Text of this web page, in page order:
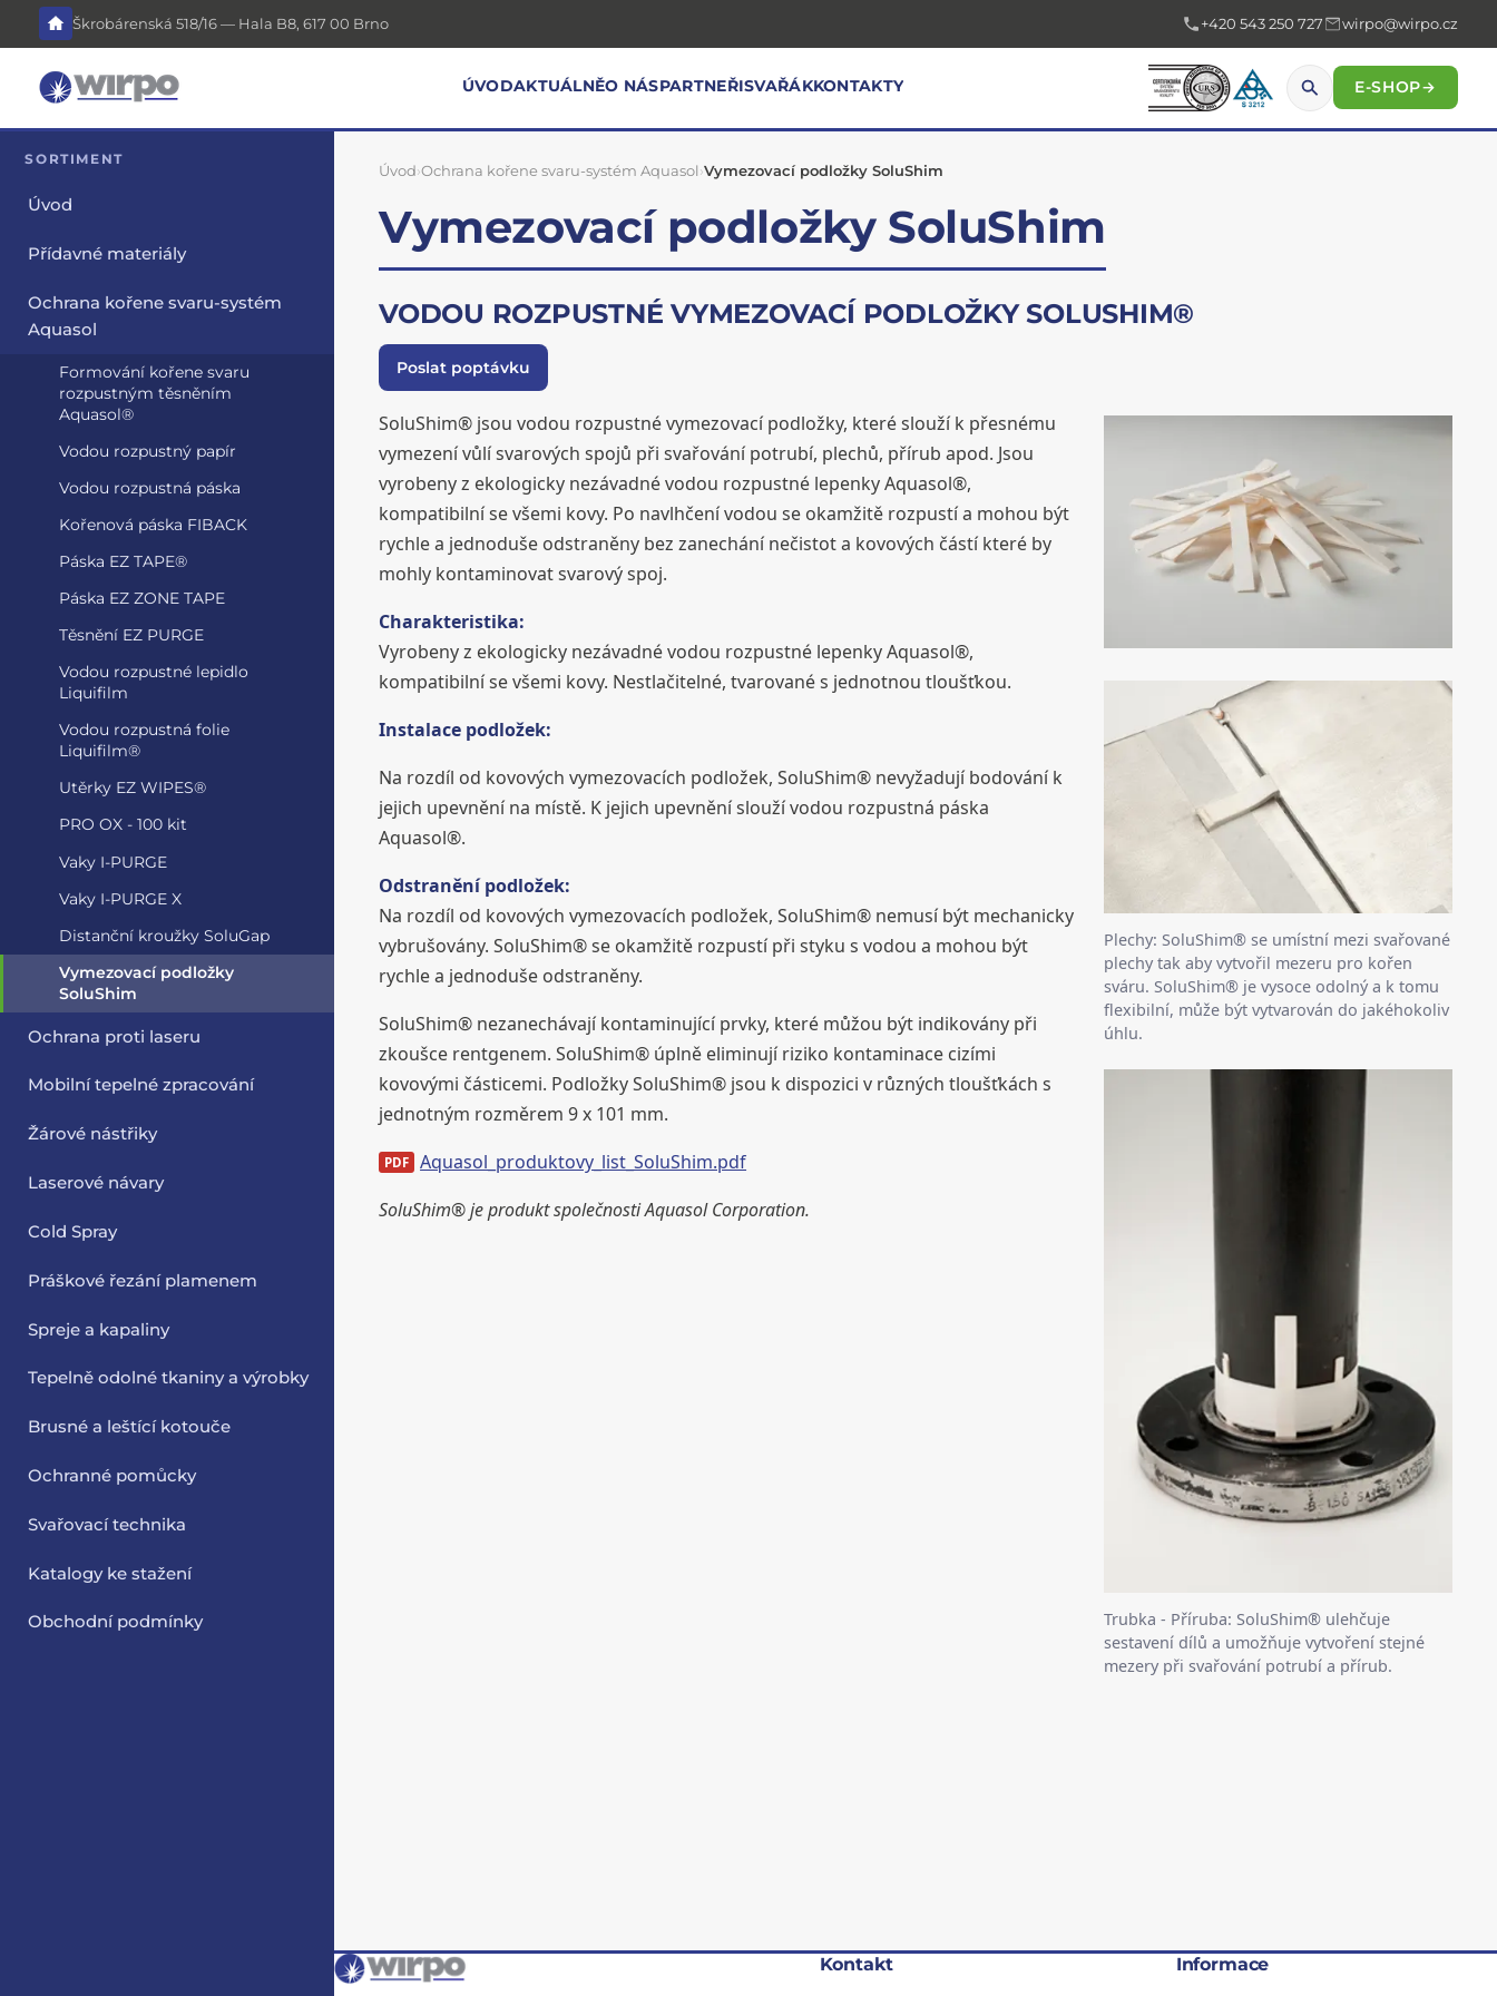
Škrobárenská 518/16 — Hala B8, 617 00 Brno +420 543 250 727 wirpo@wirpo.cz
ÚVODAKTUÁLNĚO NÁSPARTNEŘISVAŘÁKKONTAKTY E-SHOP→
SORTIMENT
Úvod
Přídavné materiály
Ochrana kořene svaru-systém
Aquasol
Formování kořene svaru
rozpustným těsněním
Aquasol®
Vodou rozpustný papír
Vodou rozpustná páska
Kořenová páska FIBACK
Páska EZ TAPE®
Páska EZ ZONE TAPE
Těsnění EZ PURGE
Vodou rozpustné lepidlo
Liquifilm
Vodou rozpustná folie
Liquifilm®
Utěrky EZ WIPES®
PRO OX - 100 kit
Vaky I-PURGE
Vaky I-PURGE X
Distanční kroužky SoluGap
Vymezovací podložky
SoluShim
Ochrana proti laseru
Mobilní tepelné zpracování
Žárové nástřiky
Laserové návary
Cold Spray
Práškové řezání plamenem
Spreje a kapaliny
Tepelně odolné tkaniny a výrobky
Brusné a leštící kotouče
Ochranné pomůcky
Svařovací technika
Katalogy ke stažení
Obchodní podmínky
Úvod›Ochrana kořene svaru-systém Aquasol›Vymezovací podložky SoluShim
Vymezovací podložky SoluShim
VODOU ROZPUSTNÉ VYMEZOVACÍ PODLOŽKY SOLUSHIM®
Poslat poptávku
SoluShim® jsou vodou rozpustné vymezovací podložky, které slouží k přesnému
vymezení vůlí svarových spojů při svařování potrubí, plechů, přírub apod. Jsou
vyrobeny z ekologicky nezávadné vodou rozpustné lepenky Aquasol®,
kompatibilní se všemi kovy. Po navlhčení vodou se okamžitě rozpustí a mohou být
rychle a jednoduše odstraněny bez zanechání nečistot a kovových částí které by
mohly kontaminovat svarový spoj.
Charakteristika:
Vyrobeny z ekologicky nezávadné vodou rozpustné lepenky Aquasol®,
kompatibilní se všemi kovy. Nestlačitelné, tvarované s jednotnou tloušťkou.
Instalace podložek:
Na rozdíl od kovových vymezovacích podložek, SoluShim® nevyžadují bodování k
jejich upevnění na místě. K jejich upevnění slouží vodou rozpustná páska
Aquasol®.
Odstranění podložek:
Na rozdíl od kovových vymezovacích podložek, SoluShim® nemusí být mechanicky
vybrušovány. SoluShim® se okamžitě rozpustí při styku s vodou a mohou být
rychle a jednoduše odstraněny.
SoluShim® nezanechávají kontaminující prvky, které můžou být indikovány při
zkoušce rentgenem. SoluShim® úplně eliminují riziko kontaminace cizími
kovovými částicemi. Podložky SoluShim® jsou k dispozici v různých tloušťkách s
jednotným rozměrem 9 x 101 mm.
Aquasol_produktovy_list_SoluShim.pdf
SoluShim® je produkt společnosti Aquasol Corporation.
Plechy: SoluShim® se umístní mezi svařované
plechy tak aby vytvořil mezeru pro kořen
sváru. SoluShim® je vysoce odolný a k tomu
flexibilní, může být vytvarován do jakéhokoliv
úhlu.
Trubka - Příruba: SoluShim® ulehčuje
sestavení dílů a umožňuje vytvoření stejné
mezery při svařování potrubí a přírub.
Vždy povolit vložený obsah
Kontakt Informace